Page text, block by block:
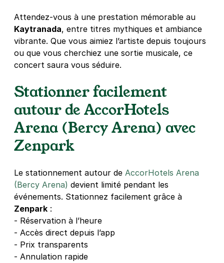
(1219 avis)
4,97 €/heure,44,71 €/jour,108 €/semaine (tarifs dégressifs)
Réserver
Paris - Bercy Village - AccorHotels
Arena
75012Paris
/heure
Réserver
+ Abonnements disponibles
Mairie de Paris 12 - rue de Bercy
8-18 rue de Bercy
75012
4,3
Attendez-vous à une prestation mémorable au
Kaytranada, entre titres mythiques et ambiance
vibrante. Que vous aimiez l’artiste depuis toujours
ou que vous cherchiez une sortie musicale, ce
concert saura vous séduire.
Stationner facilement
autour de AccorHotels
Arena (Bercy Arena) avec
Zenpark
Le stationnement autour de AccorHotels Arena
(Bercy Arena) devient limité pendant les
événements. Stationnez facilement grâce à
Zenpark :
- Réservation à l’heure
- Accès direct depuis l’app
- Prix transparents
- Annulation rapide